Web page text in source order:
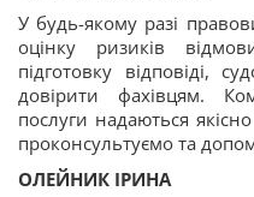
У будь-якому разі
оцінку ризиків
підготовку відповіді,
довірити фахівцям.
послуги надаються
проконсультуємо та
ОЛЕЙНИК ІРИНА